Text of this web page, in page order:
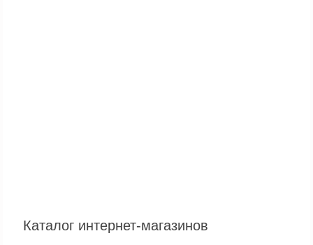
Каталог интернет-магазинов